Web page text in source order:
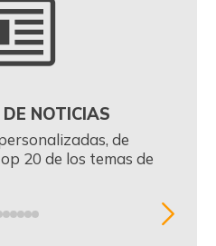
DE NOTICIAS
de
20 de los temas de